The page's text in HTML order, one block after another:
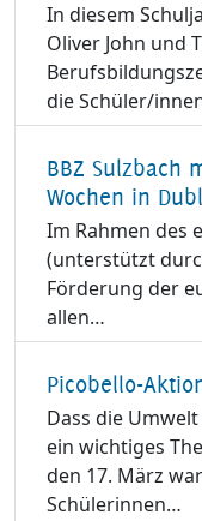
In diesem
Oliver John und
die Schüler/
BBZ Sulzbach
Wochen in
Im Rahmen des
(unterstützt
Förderung der
allen…
Picobello-
Dass die
ein wichtiges
den 17. März
Schülerinnen…